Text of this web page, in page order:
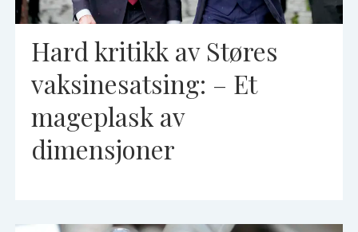
Hard kritikk av Støres
vaksinesatsing: – Et
mageplask av
dimensjoner